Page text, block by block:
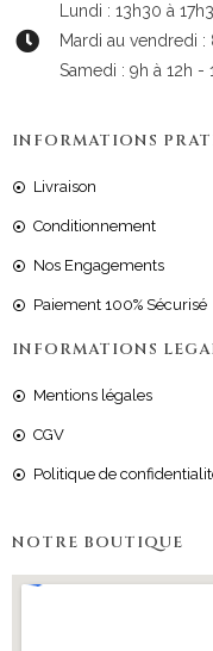
Lundi : 13h30 à
Mardi au vendredi :
Samedi : 9h à 12h -
INFORMATIONS
Livraison
Conditionnement
Nos Engagements
Paiement 100% Sécurisé
INFORMATIONS
Mentions légales
CGV
Politique de
NOTRE BOUTIQUE